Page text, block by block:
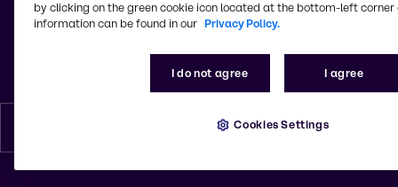
© 2026 - Brenntag S.p.A.
Capitale sociale 18.300.000 euro - Partita IVA: 00835510157
Italia
by clicking on the green cookie icon located at the bottom-left corner
information can be found in our Privacy Policy.
I do not agree I agree
Cookies Settings